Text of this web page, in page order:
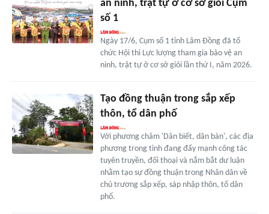
an ninh, trật tự ở cơ sở giỏi Cụm
số 1
Ngày 17/6, Cụm số 1 tỉnh Lâm Đồng đã tổ
chức Hội thi Lực lượng tham gia bảo vệ an
ninh, trật tự ở cơ sở giỏi lần thứ I, năm 2026.
Tạo đồng thuận trong sắp xếp
thôn, tổ dân phố
Với phương châm 'Dân biết, dân bàn', các địa
phương trong tỉnh đang đẩy mạnh công tác
tuyên truyền, đối thoại và nắm bắt dư luận
nhằm tạo sự đồng thuận trong Nhân dân về
chủ trương sắp xếp, sáp nhập thôn, tổ dân
phố.